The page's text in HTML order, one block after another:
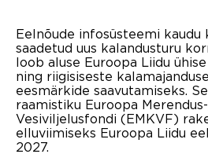
Eelnõude infosüsteemi kaudu
saadetud uus kalandusturu
loob aluse Euroopa Liidu
ning riigisiseste
eesmärkide saavutamiseks.
raamistiku Euroopa
Vesiviljelusfondi (EMKVF)
elluviimiseks Euroopa Liidu
2027.